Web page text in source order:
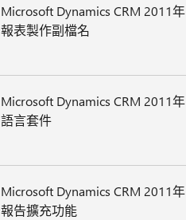
Microsoft Dynamics CRM 2011年
報表製作副檔名
Microsoft Dynamics CRM 2011年
語言套件
Microsoft Dynamics CRM 2011年
報告擴充功能